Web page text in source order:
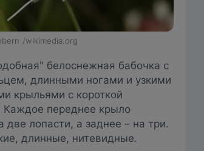
/wikimedia.org
белоснежная бабочка с
длинными ногами и узкими
крыльями с короткой
Каждое переднее крыло
две лопасти, а заднее – на три.
длинные, нитевидные.